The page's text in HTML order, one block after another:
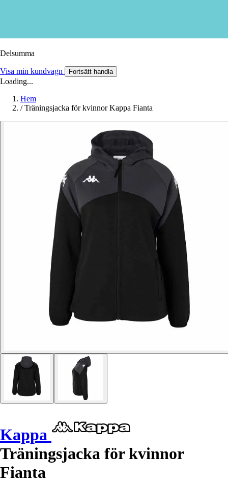
Delsumma
Visa min kundvagn Fortsätt handla
Loading...
Hem
/ Träningsjacka för kvinnor Kappa Fianta
Kappa
Träningsjacka för kvinnor
Fianta